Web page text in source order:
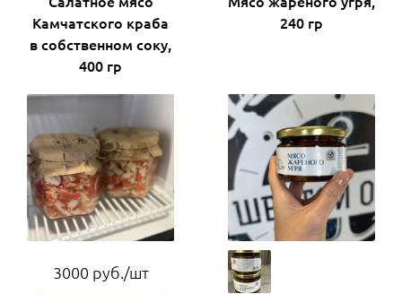
Камчатского краба
в собственном соку,
400 гр
3000 руб./шт
240 гр